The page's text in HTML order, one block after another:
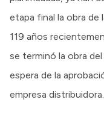
etapa final la obra de
119 años
se terminó la obra
espera de la
empresa distribuidora.